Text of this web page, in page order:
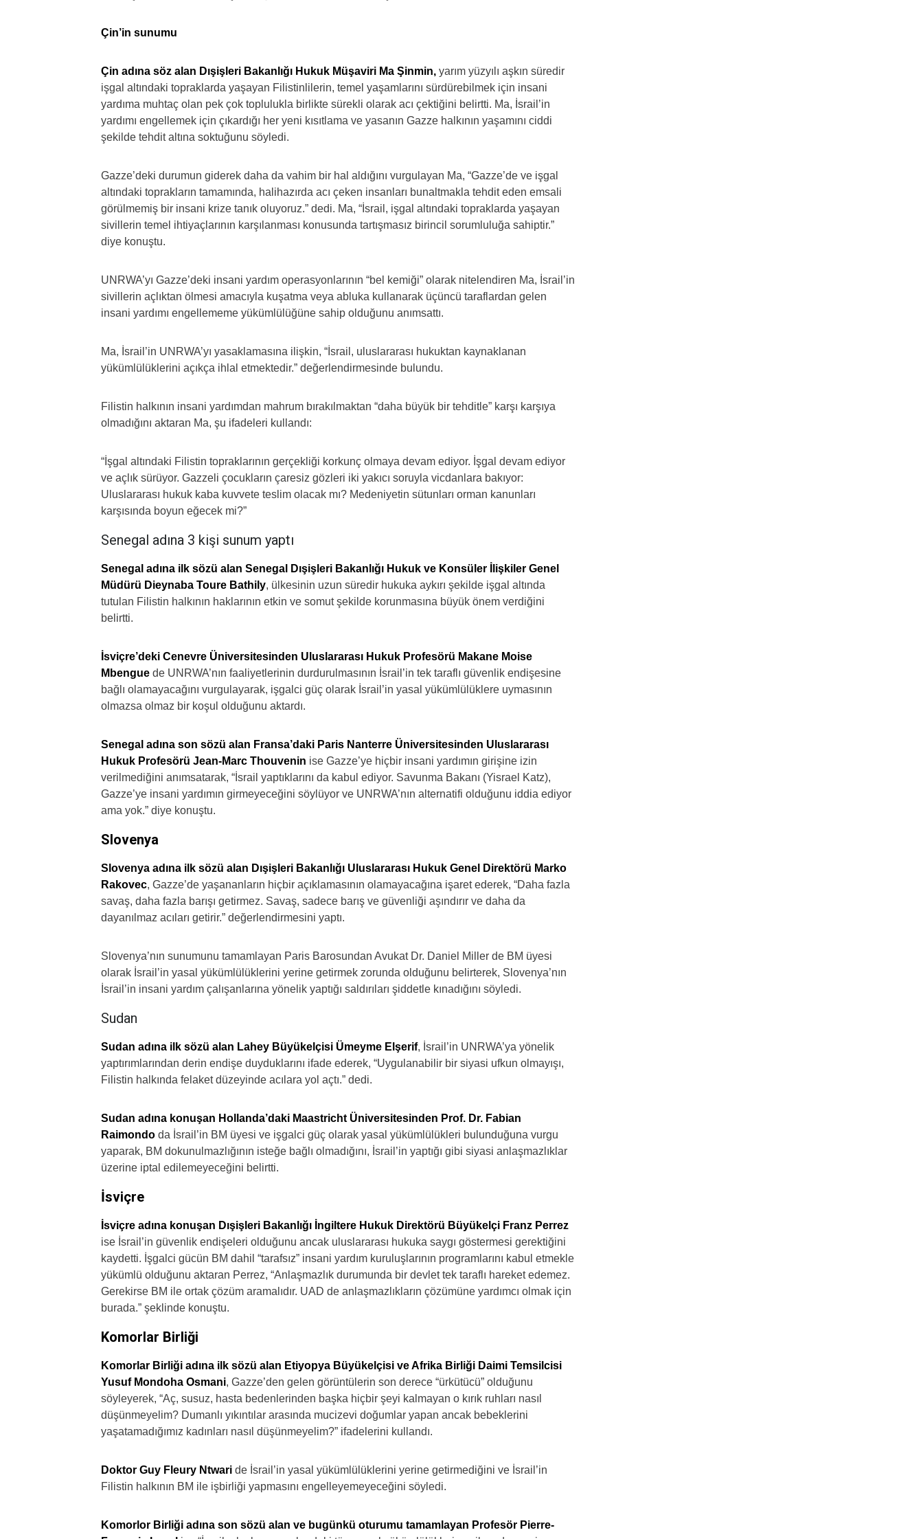
Çin’in sunumu
Çin adına söz alan Dışişleri Bakanlığı Hukuk Müşaviri Ma Şinmin, yarım yüzyılı aşkın süredir
işgal altındaki topraklarda yaşayan Filistinlilerin, temel yaşamlarını sürdürebilmek için insani
yardıma muhtaç olan pek çok toplulukla birlikte sürekli olarak acı çektiğini belirtti. Ma, İsrail’in
yardımı engellemek için çıkardığı her yeni kısıtlama ve yasanın Gazze halkının yaşamını ciddi
şekilde tehdit altına soktuğunu söyledi.
Gazze’deki durumun giderek daha da vahim bir hal aldığını vurgulayan Ma, “Gazze’de ve işgal
altındaki toprakların tamamında, halihazırda acı çeken insanları bunaltmakla tehdit eden emsali
görülmemiş bir insani krize tanık oluyoruz.” dedi. Ma, “İsrail, işgal altındaki topraklarda yaşayan
sivillerin temel ihtiyaçlarının karşılanması konusunda tartışmasız birincil sorumluluğa sahiptir.”
diye konuştu.
UNRWA’yı Gazze’deki insani yardım operasyonlarının “bel kemiği” olarak nitelendiren Ma, İsrail’in
sivillerin açlıktan ölmesi amacıyla kuşatma veya abluka kullanarak üçüncü taraflardan gelen
insani yardımı engellememe yükümlülüğüne sahip olduğunu anımsattı.
Ma, İsrail’in UNRWA’yı yasaklamasına ilişkin, “İsrail, uluslararası hukuktan kaynaklanan
yükümlülüklerini açıkça ihlal etmektedir.” değerlendirmesinde bulundu.
Filistin halkının insani yardımdan mahrum bırakılmaktan “daha büyük bir tehditle” karşı karşıya
olmadığını aktaran Ma, şu ifadeleri kullandı:
“İşgal altındaki Filistin topraklarının gerçekliği korkunç olmaya devam ediyor. İşgal devam ediyor
ve açlık sürüyor. Gazzeli çocukların çaresiz gözleri iki yakıcı soruyla vicdanlara bakıyor:
Uluslararası hukuk kaba kuvvete teslim olacak mı? Medeniyetin sütunları orman kanunları
karşısında boyun eğecek mi?”
Senegal adına 3 kişi sunum yaptı
Senegal adına ilk sözü alan Senegal Dışişleri Bakanlığı Hukuk ve Konsüler İlişkiler Genel
Müdürü Dieynaba Toure Bathily, ülkesinin uzun süredir hukuka aykırı şekilde işgal altında
tutulan Filistin halkının haklarının etkin ve somut şekilde korunmasına büyük önem verdiğini
belirtti.
İsviçre’deki Cenevre Üniversitesinden Uluslararası Hukuk Profesörü Makane Moise
Mbengue de UNRWA’nın faaliyetlerinin durdurulmasının İsrail’in tek taraflı güvenlik endişesine
bağlı olamayacağını vurgulayarak, işgalci güç olarak İsrail’in yasal yükümlülüklere uymasının
olmazsa olmaz bir koşul olduğunu aktardı.
Senegal adına son sözü alan Fransa’daki Paris Nanterre Üniversitesinden Uluslararası
Hukuk Profesörü Jean-Marc Thouvenin ise Gazze’ye hiçbir insani yardımın girişine izin
verilmediğini anımsatarak, “İsrail yaptıklarını da kabul ediyor. Savunma Bakanı (Yisrael Katz),
Gazze’ye insani yardımın girmeyeceğini söylüyor ve UNRWA’nın alternatifi olduğunu iddia ediyor
ama yok.” diye konuştu.
Slovenya
Slovenya adına ilk sözü alan Dışişleri Bakanlığı Uluslararası Hukuk Genel Direktörü Marko
Rakovec, Gazze’de yaşananların hiçbir açıklamasının olamayacağına işaret ederek, “Daha fazla
savaş, daha fazla barışı getirmez. Savaş, sadece barış ve güvenliği aşındırır ve daha da
dayanılmaz acıları getirir.” değerlendirmesini yaptı.
Slovenya’nın sunumunu tamamlayan Paris Barosundan Avukat Dr. Daniel Miller de BM üyesi
olarak İsrail’in yasal yükümlülüklerini yerine getirmek zorunda olduğunu belirterek, Slovenya’nın
İsrail’in insani yardım çalışanlarına yönelik yaptığı saldırıları şiddetle kınadığını söyledi.
Sudan
Sudan adına ilk sözü alan Lahey Büyükelçisi Ümeyme Elşerif, İsrail’in UNRWA’ya yönelik
yaptırımlarından derin endişe duyduklarını ifade ederek, “Uygulanabilir bir siyasi ufkun olmayışı,
Filistin halkında felaket düzeyinde acılara yol açtı.” dedi.
Sudan adına konuşan Hollanda’daki Maastricht Üniversitesinden Prof. Dr. Fabian
Raimondo da İsrail’in BM üyesi ve işgalci güç olarak yasal yükümlülükleri bulunduğuna vurgu
yaparak, BM dokunulmazlığının isteğe bağlı olmadığını, İsrail’in yaptığı gibi siyasi anlaşmazlıklar
üzerine iptal edilemeyeceğini belirtti.
İsviçre
İsviçre adına konuşan Dışişleri Bakanlığı İngiltere Hukuk Direktörü Büyükelçi Franz Perrez
ise İsrail’in güvenlik endişeleri olduğunu ancak uluslararası hukuka saygı göstermesi gerektiğini
kaydetti. İşgalci gücün BM dahil “tarafsız” insani yardım kuruluşlarının programlarını kabul etmekle
yükümlü olduğunu aktaran Perrez, “Anlaşmazlık durumunda bir devlet tek taraflı hareket edemez.
Gerekirse BM ile ortak çözüm aramalıdır. UAD de anlaşmazlıkların çözümüne yardımcı olmak için
burada.” şeklinde konuştu.
Komorlar Birliği
Komorlar Birliği adına ilk sözü alan Etiyopya Büyükelçisi ve Afrika Birliği Daimi Temsilcisi
Yusuf Mondoha Osmani, Gazze’den gelen görüntülerin son derece “ürkütücü” olduğunu
söyleyerek, “Aç, susuz, hasta bedenlerinden başka hiçbir şeyi kalmayan o kırık ruhları nasıl
düşünmeyelim? Dumanlı yıkıntılar arasında mucizevi doğumlar yapan ancak bebeklerini
yaşatamadığımız kadınları nasıl düşünmeyelim?” ifadelerini kullandı.
Doktor Guy Fleury Ntwari de İsrail’in yasal yükümlülüklerini yerine getirmediğini ve İsrail’in
Filistin halkının BM ile işbirliği yapmasını engelleyemeyeceğini söyledi.
Komorlor Birliği adına son sözü alan ve bugünkü oturumu tamamlayan Profesör Pierre-